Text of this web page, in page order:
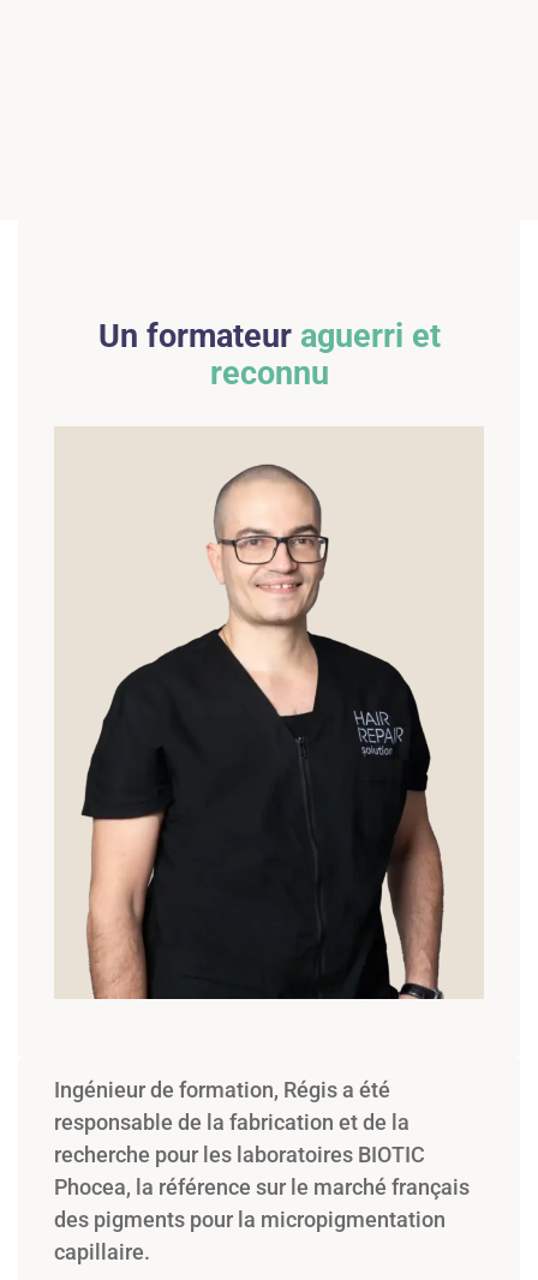
Un formateur aguerri et
reconnu
Ingénieur de formation, Régis a été
responsable de la fabrication et de la
recherche pour les laboratoires BIOTIC
Phocea, la référence sur le marché français
des pigments pour la micropigmentation
capillaire.